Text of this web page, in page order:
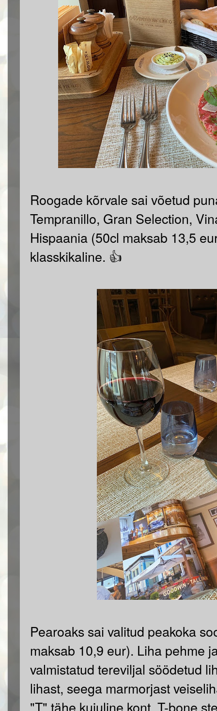
Roogade kõrvale sai võetud
Tempranillo, Gran Selection,
Hispaania (50cl maksab 13,5
klasskikaline. 👍
Pearoaks sai valitud peakoka
maksab 10,9 eur). Liha pehme
valmistatud tereviljal söödetud
lihast, seega marmorjast
"T" tähe kujuline kont. T-bone